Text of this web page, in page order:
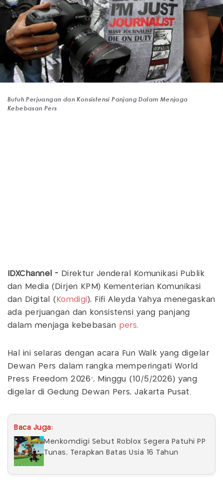
Butuh Perjuangan dan Konsistensi Panjang Dalam Menjaga
Kebebasan Pers
IDXChannel - Direktur Jenderal Komunikasi Publik
dan Media (Dirjen KPM) Kementerian Komunikasi
dan Digital ( Komdigi), Fifi Aleyda Yahya menegaskan
ada perjuangan dan konsistensi yang panjang
dalam menjaga kebebasan pers.
Hal ini selaras dengan acara Fun Walk yang digelar
Dewan Pers dalam rangka memperingati World
Press Freedom 2026', Minggu (10/5/2026) yang
digelar di Gedung Dewan Pers, Jakarta Pusat.
Baca Juga:
Menkomdigi Sebut Roblox Segera Patuhi PP
Tunas, Terapkan Batas Usia 16 Tahun